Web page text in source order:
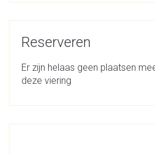
Reserveren
Er zijn helaas geen plaatsen
deze viering